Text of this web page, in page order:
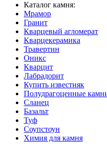
Каталог камня:
Мрамор
Гранит
Кварцевый агломерат
Кварцекерамика
Травертин
Оникс
Кварцит
Лабрадорит
Купить известняк
Полудрагоценные
Сланец
Базальт
Туф
Соупстоун
Химия для камня